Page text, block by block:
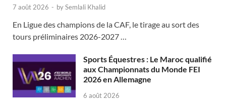
7 août 2026 - bySemlali Khalid
En Ligue des champions de la CAF, le tirage au sort des
tours préliminaires 2026-2027 …
Sports Équestres : Le Maroc qualifié
aux Championnats du Monde FEI
2026 en Allemagne
6 août 2026